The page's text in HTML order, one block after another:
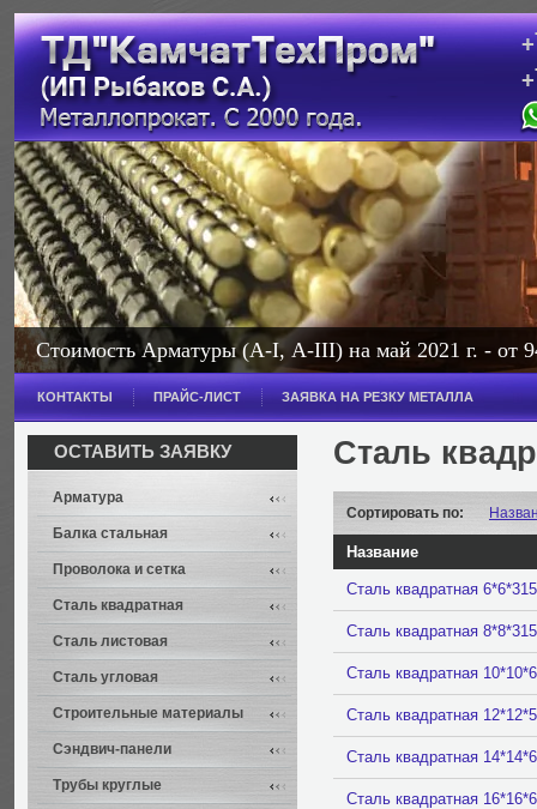
Стоимость Арматуры (А-I, А-III) на май 2021 г. - от
Стоимость Балки на май 2021 г. - от 114 000 рублей
Широкополочная - от 114 000 рублей за тонну.
КОНТАКТЫ ПРАЙС-ЛИСТ ЗАЯВКА НА РЕЗКУ МЕТАЛЛА
Сталь
Сортировать по:
Название
Сталь квадратная
Сталь квадратная
Сталь квадратная
Сталь квадратная
Сталь квадратная
Сталь квадратная
ОСТАВИТЬ ЗАЯВКУ
Арматура
Балка стальная
Проволока и сетка
Сталь квадратная
Сталь листовая
Сталь угловая
Строительные материалы
Сэндвич-панели
Трубы круглые